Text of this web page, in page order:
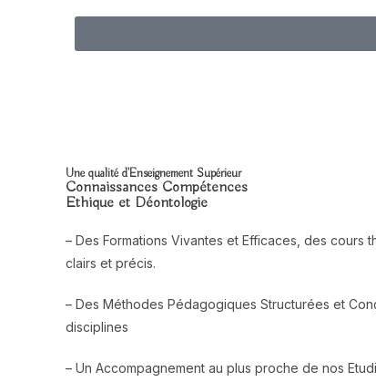
Une qualité d'Enseignement Supérieur
Connaissances Compétences
Ethique et Déontologie
– Des Formations Vivantes et Efficaces, des cours
clairs et précis.
– Des Méthodes Pédagogiques Structurées et
disciplines
– Un Accompagnement au plus proche de nos